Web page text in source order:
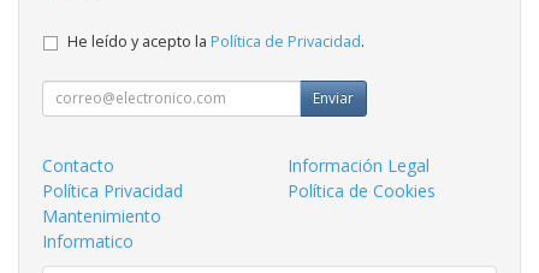
He leído y acepto la Política de Privacidad.
Enviar
Contacto
Información Legal
Política Privacidad
Política de Cookies
Mantenimiento
Informatico